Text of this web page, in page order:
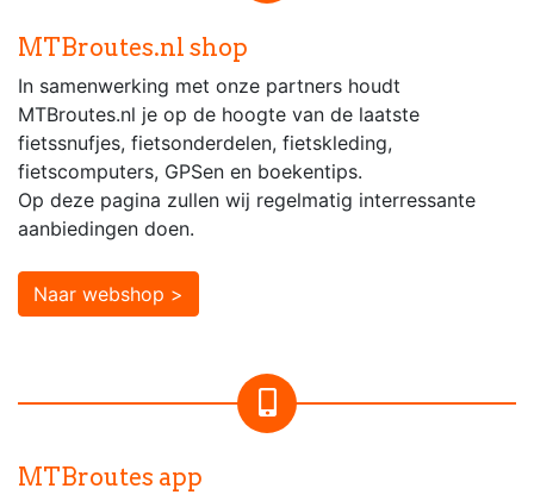
MTBroutes.nl shop
In samenwerking met onze partners houdt
MTBroutes.nl je op de hoogte van de laatste
fietssnufjes, fietsonderdelen, fietskleding,
fietscomputers, GPSen en boekentips.
Op deze pagina zullen wij regelmatig interressante
aanbiedingen doen.
Naar webshop >
MTBroutes app